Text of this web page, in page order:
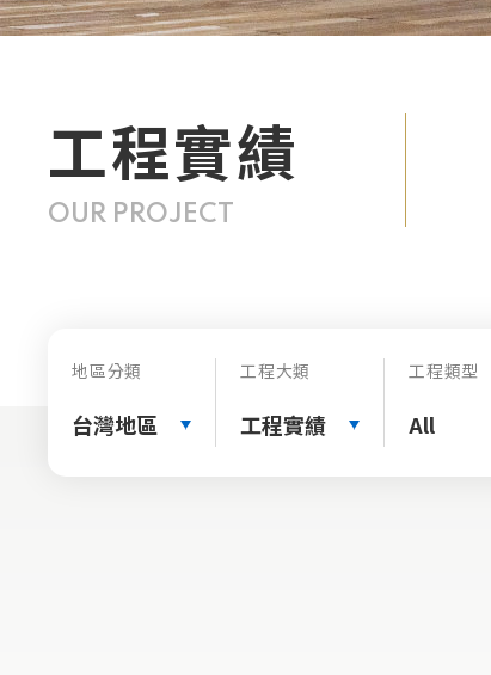
工程實績
OUR PROJECT
地區分類
台灣地區
工程大類
工程實績
工程類型
All